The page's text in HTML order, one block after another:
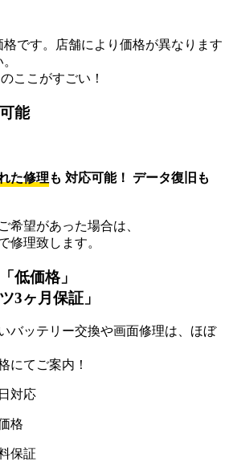
です。店舗により価格が異なります
能
た修理 も 対応可能！ データ復旧も
希望があった場合は、
修理致します。
低価格」
3ヶ月保証」
バッテリー交換や画面修理は、ほぼ
にてご案内！